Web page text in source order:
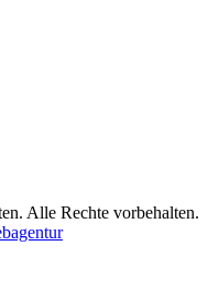
Alle Rechte vorbehalten.